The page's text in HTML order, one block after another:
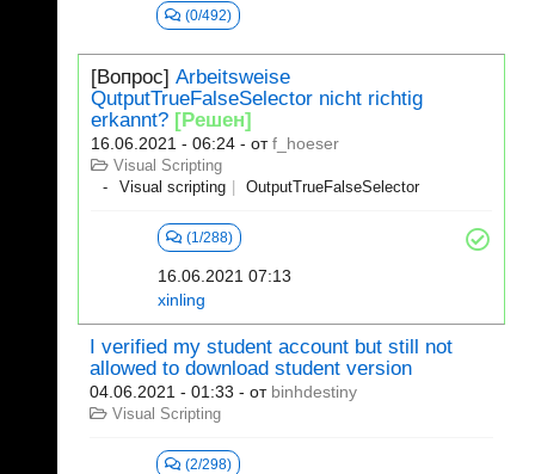
(0/492)
[Вопрос] Arbeitsweise
QutputTrueFalseSelector nicht richtig
erkannt? [Решен]
16.06.2021 - 06:24 - отf_hoeser
Visual Scripting
Visual scripting
OutputTrueFalseSelector
(1/288)
16.06.2021 07:13
xinling
I verified my student account but still not
allowed to download student version
04.06.2021 - 01:33 - от binhdestiny
Visual Scripting
(2/298)